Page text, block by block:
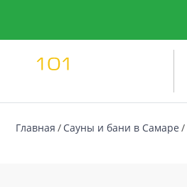
Главная Сауны и бани в Самаре